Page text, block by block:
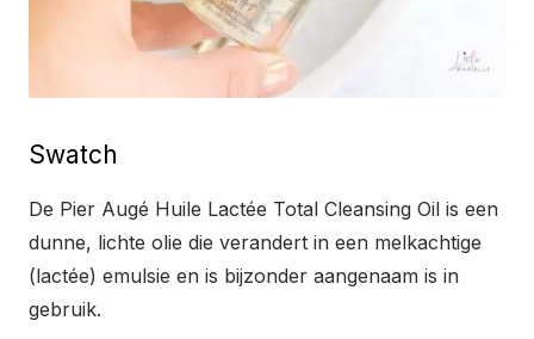
Swatch
De Pier Augé Huile Lactée Total Cleansing Oil is een
dunne, lichte olie die verandert in een melkachtige
(lactée) emulsie en is bijzonder aangenaam is in
gebruik.